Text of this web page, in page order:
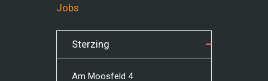
Jobs
Sterzing
Am Moosfeld 4